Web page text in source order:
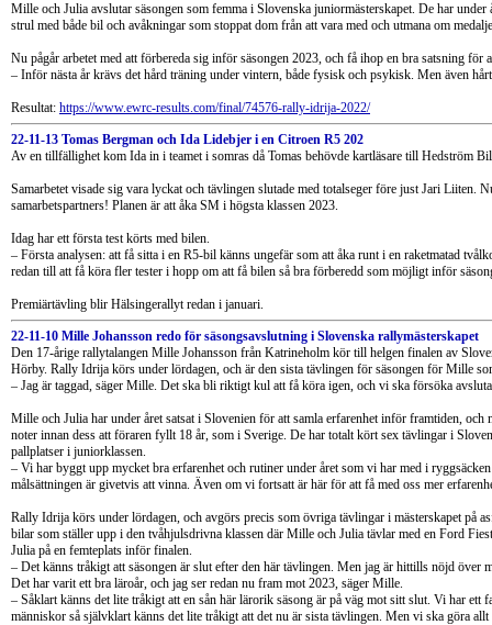
Mille och Julia avslutar säsongen som femma i Slovenska juniormästerskapet. De har
strul med både bil och avåkningar som stoppat dom från att vara med och utmana om
Nu pågår arbetet med att förbereda sig inför säsongen 2023, och få ihop en bra satsning för
– Inför nästa år krävs det hård träning under vintern, både fysisk och psykisk. Men även
Resultat: https://www.ewrc-results.com/final/74576-rally-idrija-2022/
22-11-13 Tomas Bergman och Ida Lidebjer i en Citroen R5 202
Av en tillfällighet kom Ida in i teamet i somras då Tomas behövde kartläsare till Hedström
Samarbetet visade sig vara lyckat och tävlingen slutade med totalseger före just Jari Liiten.
samarbetspartners! Planen är att åka SM i högsta klassen 2023.
Idag har ett första test körts med bilen.
– Första analysen: att få sitta i en R5-bil känns ungefär som att åka runt i en raketmatad
redan till att få köra fler tester i hopp om att få bilen så bra förberedd som möjligt inför
Premiärtävling blir Hälsingerallyt redan i januari.
22-11-10 Mille Johansson redo för säsongsavslutning i Slovenska rallymästerskapet
Den 17-årige rallytalangen Mille Johansson från Katrineholm kör till helgen finalen av
Hörby. Rally Idrija körs under lördagen, och är den sista tävlingen för säsongen för Mille
– Jag är taggad, säger Mille. Det ska bli riktigt kul att få köra igen, och vi ska försöka
Mille och Julia har under året satsat i Slovenien för att samla erfarenhet inför framtiden,
noter innan dess att föraren fyllt 18 år, som i Sverige. De har totalt kört sex tävlingar i
pallplatser i juniorklassen.
– Vi har byggt upp mycket bra erfarenhet och rutiner under året som vi har med i
målsättningen är givetvis att vinna. Även om vi fortsatt är här för att få med oss mer
Rally Idrija körs under lördagen, och avgörs precis som övriga tävlingar i mästerskapet på
bilar som ställer upp i den tvåhjulsdrivna klassen där Mille och Julia tävlar med en Ford
Julia på en femteplats inför finalen.
– Det känns tråkigt att säsongen är slut efter den här tävlingen. Men jag är hittills nöjd över
Det har varit ett bra läroår, och jag ser redan nu fram mot 2023, säger Mille.
– Såklart känns det lite tråkigt att en sån här lärorik säsong är på väg mot sitt slut. Vi har ett
människor så självklart känns det lite tråkigt att det nu är sista tävlingen. Men vi ska göra